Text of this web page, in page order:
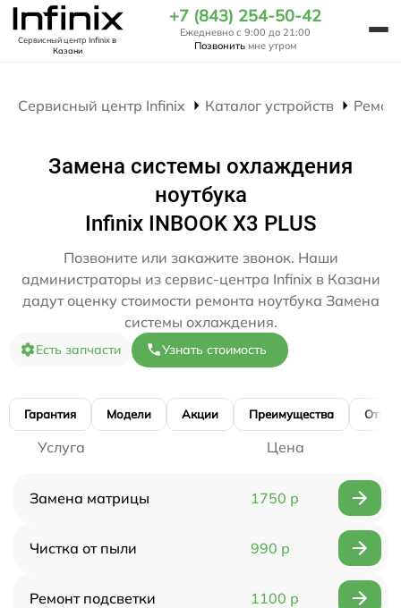
Сервисный центр Infinixв
Казани
+7 (843) 254-50-42
Ежедневно с 9:00 до 21:00
Позвонить мне утром
Сервисный центр Infinix Каталог устройств
Замена системы охлаждения
ноутбука
Infinix INBOOK X3 PLUS
Позвоните или закажите звонок. Наши
администраторы из сервис-центра Infinix в Казани
дадут оценку стоимости ремонта ноутбука Замена
системы охлаждения.
Есть запчасти Узнать стоимость
Гарантия Модели Акции Преимущества
Услуга Цена
Замена матрицы 1750 р
Чистка от пыли 990 р
Ремонт подсветки 1100 р